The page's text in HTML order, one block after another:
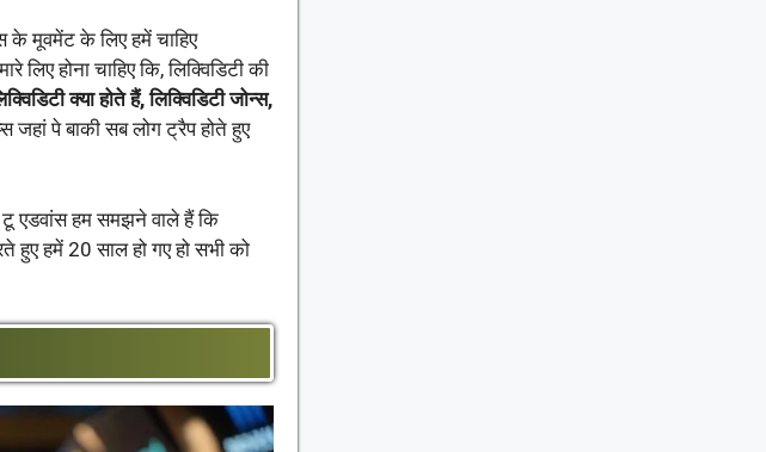
के मूवमेंट के लिए हमें चाहिए
लिए होना चाहिए कि, लिक्विडिटी की
क्या होते हैं, लिक्विडिटी जोन्स,
जहां पे बाकी सब लोग ट्रैप होते हुए
टू एडवांस हम समझने वाले हैं कि
हुए हमें 20 साल हो गए हो सभी को